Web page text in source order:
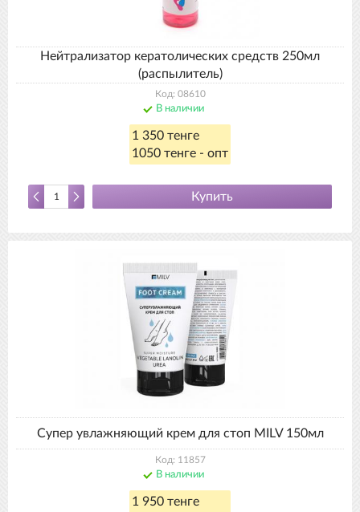
Нейтрализатор кератолических средств 250мл
(распылитель)
Код: 08610
В наличии
1 350 тенге
1050 тенге - опт
Купить
Супер увлажняющий крем для стоп MILV 150мл
Код: 11857
В наличии
1 950 тенге